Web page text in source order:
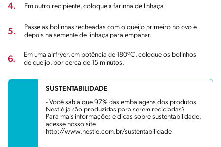
4. Em outro recipiente, coloque a farinha de linhaça
5.
Passe as bolinhas recheadas com o queijo primeiro no ovo e
depois na semente de linhaça para empanar.
6.
Em uma airfryer, em potência de 180ºC, coloque os bolinhos
de queijo, por cerca de 15 minutos.
SUSTENTABILIDADE
- Você sabia que 97% das embalagens dos produtos
Nestlé já são produzidas para serem recicladas?
Para mais informações e dicas sobre sustentabilidade,
acesse nosso site
http://www.nestle.com.br/sustentabilidade